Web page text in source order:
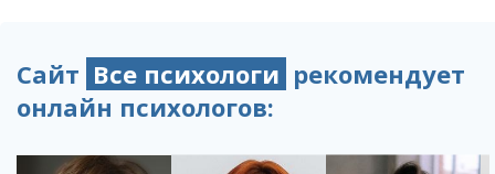
Сайт Все психологи рекомендует
онлайн психологов: